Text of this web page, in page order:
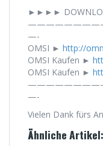
►►►►
—-
OMSI ► http://
OMSI Kaufen ►
OMSI Kaufen ►
—-
Vielen Dank fürs
Ähnliche Artikel: